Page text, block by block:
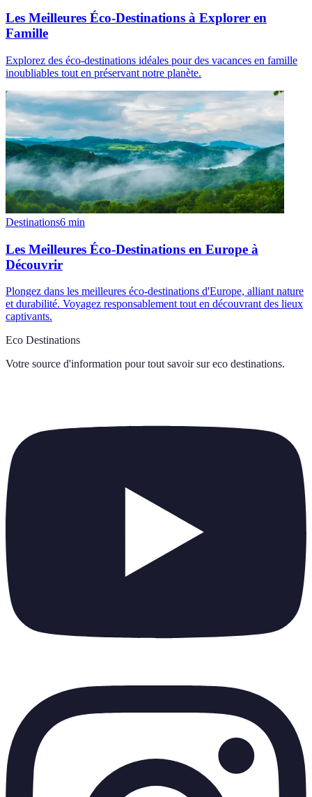
Les Meilleures Éco-Destinations à Explorer en
Famille
Explorez des éco-destinations idéales pour des vacances en famille
inoubliables tout en préservant notre planète.
Destinations6 min
Les Meilleures Éco-Destinations en Europe à
Découvrir
Plongez dans les meilleures éco-destinations d'Europe, alliant nature
et durabilité. Voyagez responsablement tout en découvrant des lieux
captivants.
Eco Destinations
Votre source d'information pour tout savoir sur eco destinations.